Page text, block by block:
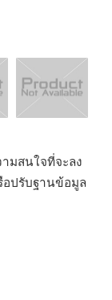
มสนใจที่จะลง
ปรับฐานข้อมูล